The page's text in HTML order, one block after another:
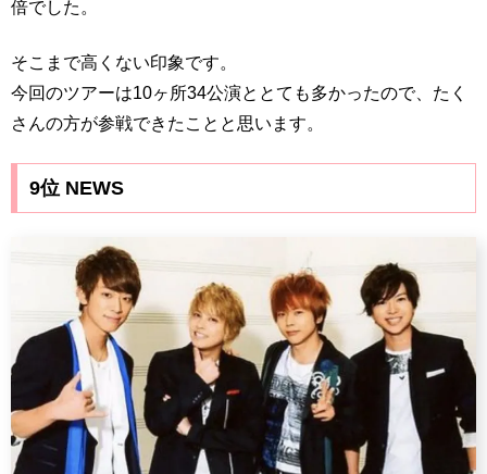
倍でした。
そこまで高くない印象です。
今回のツアーは10ヶ所34公演ととても多かったので、たく
さんの方が参戦できたことと思います。
9位 NEWS